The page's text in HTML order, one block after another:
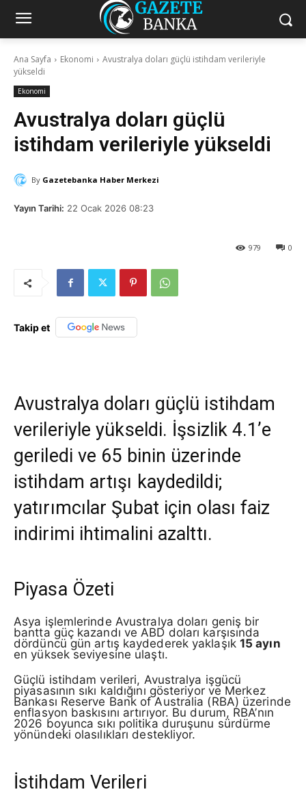
Ana Sayfa Ekonomi
Avustralya doları güçlü istihdam verileriyle
yükseldi
Ekonomi
Avustralya doları güçlü
istihdam verileriyle yükseldi
By Gazetebanka Haber Merkezi
Yayın Tarihi: 22 Ocak 2026 08:23
0
979
Takip et
Avustralya doları güçlü istihdam
verileriyle yükseldi. İşsizlik 4.1’e
geriledi ve 65 binin üzerinde
istihdam artışı kaydedildi;
yatırımcılar Şubat için olası faiz
indirimi ihtimalini azalttı.
Piyasa Özeti
Asya işlemlerinde Avustralya doları geniş bir
bantta güç kazandı ve ABD doları karşısında
dördüncü gün artış kaydederek yaklaşık 15 ayın
en yüksek seviyesine ulaştı.
Güçlü istihdam verileri, Avustralya işgücü
piyasasının sıkı kaldığını gösteriyor ve Merkez
Bankası Reserve Bank of Australia (RBA) üzerinde
enflasyon baskısını artırıyor. Bu durum, RBA’nın
2026 boyunca sıkı politika duruşunu sürdürme
yönündeki olasılıkları destekliyor.
İstihdam Verileri